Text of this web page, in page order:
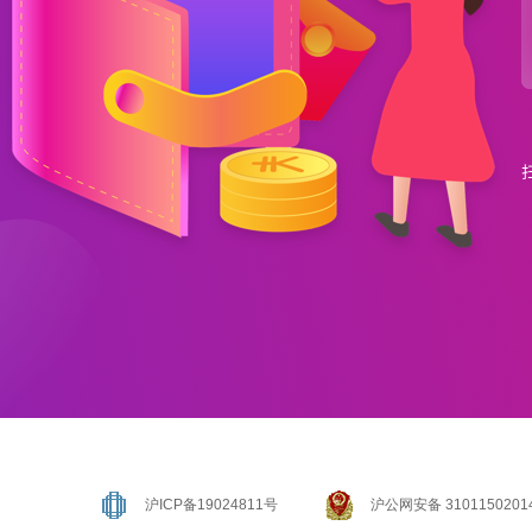
沪ICP备19024811号 沪公网安备